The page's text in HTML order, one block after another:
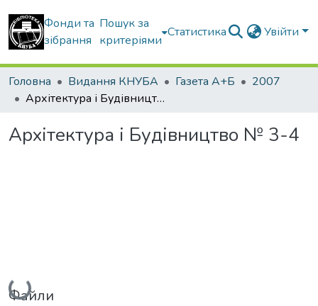
Фонди та
зібрання
Пошук за
критеріями
Статистика Увійти
Головна Видання КНУБА Газета А+Б
2007
Архітектура і Будівництво № 3-4
Архітектура і Будівництво № 3-4
Вантажиться...
Файли